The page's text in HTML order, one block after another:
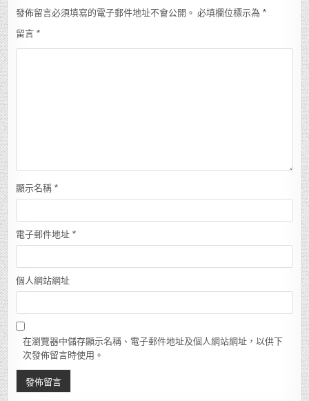
發佈留言必須填寫的電子郵件地址不會公開。 必填欄位標示為 *
留言 *
顯示名稱 *
電子郵件地址 *
個人網站網址
在瀏覽器中儲存顯示名稱、電子郵件地址及個人網站網址，以供下
次發佈留言時使用。